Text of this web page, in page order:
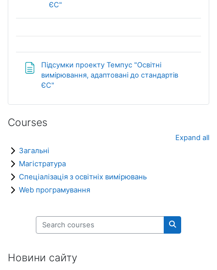
ЄС"
Підсумки проекту Темпус "Освітні
вимірювання, адаптовані до стандартів
ЄС"
Courses
Expand all
Загальні
Магістратура
Спеціалізація з освітніх вимірювань
Web програмування
Search courses
Search
Новини сайту